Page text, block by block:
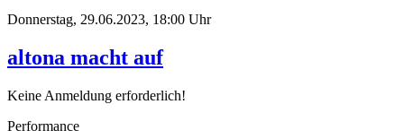
Donnerstag, 29.06.2023, 18:00 Uhr
altona macht auf
Keine Anmeldung erforderlich!
Performance